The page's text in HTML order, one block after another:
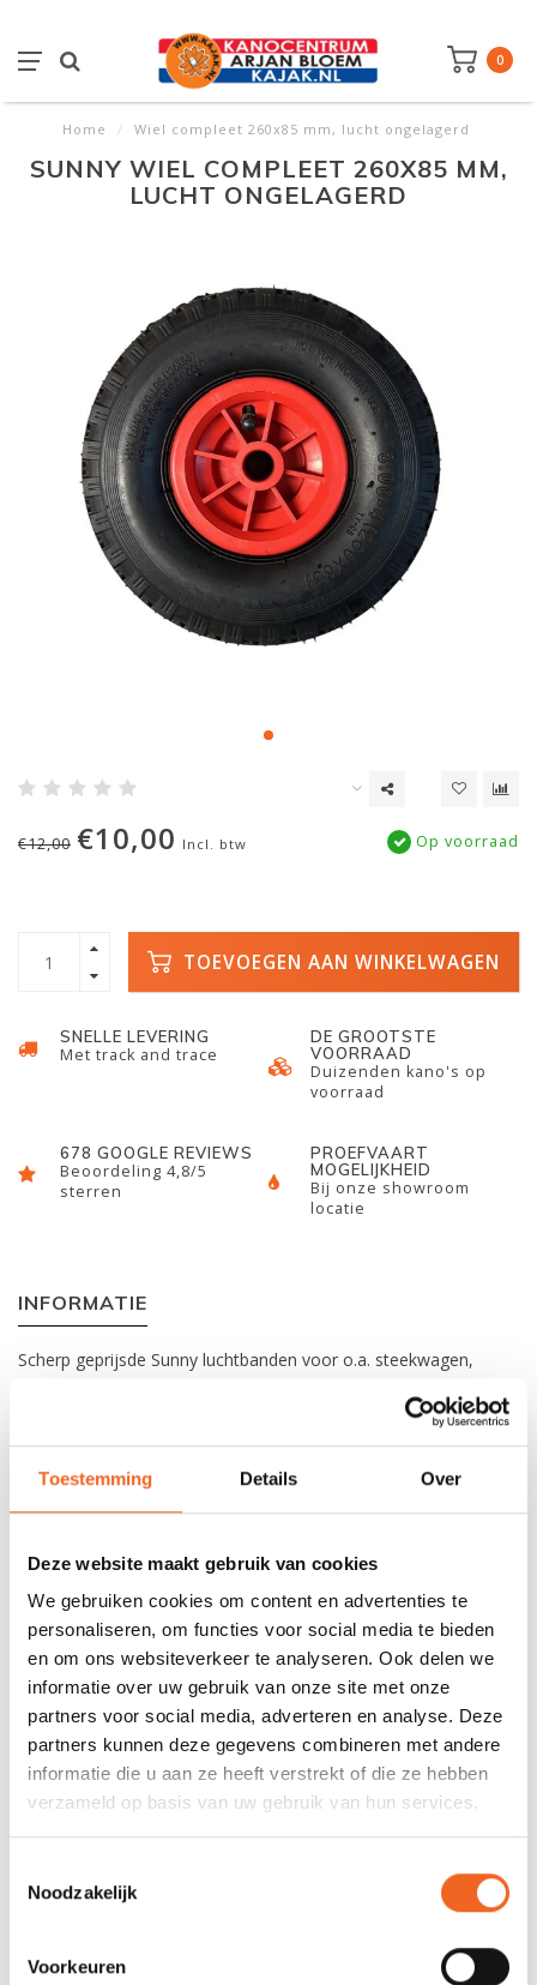
Toestemming Details Over
Deze website maakt gebruik van cookies
We gebruiken cookies om content en advertenties te
personaliseren, om functies voor social media te bieden
en om ons websiteverkeer te analyseren. Ook delen we
informatie over uw gebruik van onze site met onze
partners voor social media, adverteren en analyse. Deze
partners kunnen deze gegevens combineren met andere
informatie die u aan ze heeft verstrekt of die ze hebben
verzameld op basis van uw gebruik van hun services.
Noodzakelijk
Voorkeuren
0
Home / Wiel compleet 260x85 mm, lucht ongelagerd
SUNNY WIEL COMPLEET 260X85 MM,
LUCHT ONGELAGERD
€12,00 €10,00 Incl. btw Op voorraad
TOEVOEGEN AAN WINKELWAGEN
SNELLE LEVERING
Met track and trace
DE GROOTSTE
VOORRAAD
Duizenden kano's op
voorraad
678 GOOGLE REVIEWS
Beoordeling 4,8/5
sterren
PROEFVAART
MOGELIJKHEID
Bij onze showroom
locatie
INFORMATIE
Scherp geprijsde Sunny luchtbanden voor o.a. steekwagen,
Maat: 260 x 85 mm
As diameter: 20 mm
Gelagerd: Nee
REVIEWS
Nog niet gewaardeerd
0 sterren op basis van 0 beoordelingen
GERELATEERDE PRODUCTEN